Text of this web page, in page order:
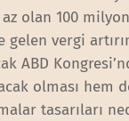
olan 100
vergi
ABD
olması hem
tasarıları